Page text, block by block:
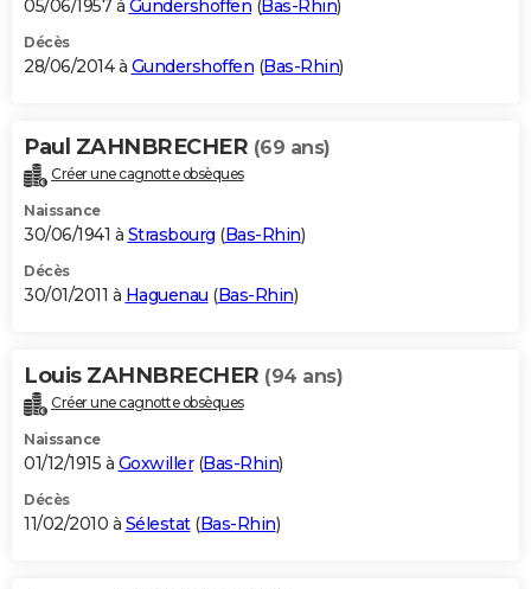
05/06/1957 à Gundershoffen (Bas-Rhin)
Décès
28/06/2014 à Gundershoffen (Bas-Rhin)
Paul ZAHNBRECHER (69 ans)
Créer une cagnotte obsèques
Naissance
30/06/1941 à Strasbourg (Bas-Rhin)
Décès
30/01/2011 à Haguenau (Bas-Rhin)
Louis ZAHNBRECHER (94 ans)
Créer une cagnotte obsèques
Naissance
01/12/1915 à Goxwiller(Bas-Rhin)
Décès
11/02/2010 à Sélestat(Bas-Rhin)